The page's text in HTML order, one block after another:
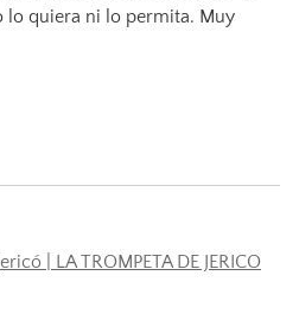
lo quiera ni lo permita. Muy
| LA TROMPETA DE JERICO